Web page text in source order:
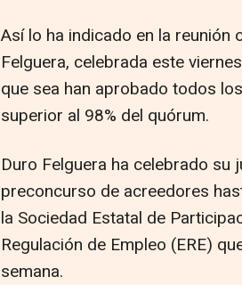
Así lo ha indicado en la
Felguera, celebrada este
que sea han aprobado todos
superior al 98% del quórum.
Duro Felguera ha celebrado su
preconcurso de acreedores
la Sociedad Estatal de
Regulación de Empleo (ERE)
semana.